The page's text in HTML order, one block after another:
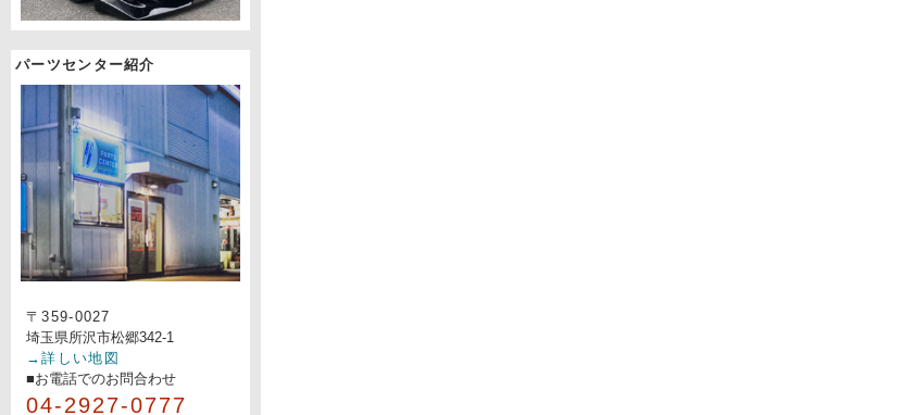
パーツセンター紹介
〒359-0027
埼玉県所沢市松郷342-1
→詳しい地図
■お電話でのお問合わせ
04-2927-0777